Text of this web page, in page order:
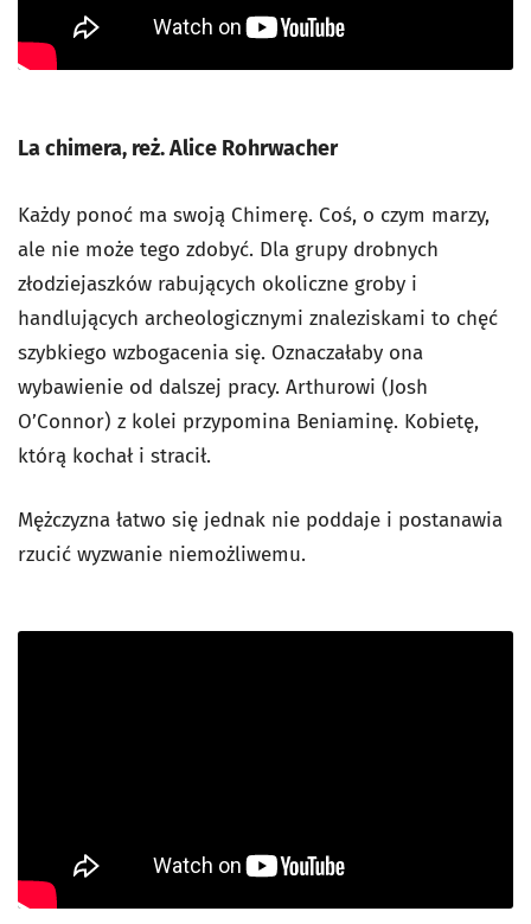
La chimera, reż. Alice Rohrwacher
Każdy ponoć ma swoją Chimerę. Coś, o czym marzy,
ale nie może tego zdobyć. Dla grupy drobnych
złodziejaszków rabujących okoliczne groby i
handlujących archeologicznymi znaleziskami to chęć
szybkiego wzbogacenia się. Oznaczałaby ona
wybawienie od dalszej pracy. Arthurowi (Josh
O’Connor) z kolei przypomina Beniaminę. Kobietę,
którą kochał i stracił.
Mężczyzna łatwo się jednak nie poddaje i postanawia
rzucić wyzwanie niemożliwemu.